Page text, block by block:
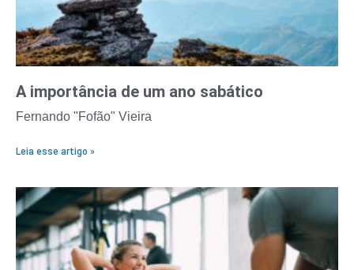
A importância de um ano sabático
Fernando "Fofão" Vieira
Leia esse artigo »